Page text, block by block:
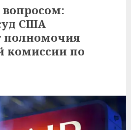
США
полномочия
комиссии по